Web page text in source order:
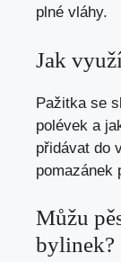
plné vláhy.
Jak
Pažitka se
polévek a
přidávat do
pomazánek
Můžu
bylinek?